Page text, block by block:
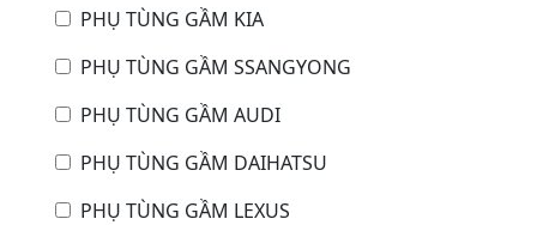
PHỤ TÙNG GẦM KIA
PHỤ TÙNG GẦM SSANGYONG
PHỤ TÙNG GẦM AUDI
PHỤ TÙNG GẦM DAIHATSU
PHỤ TÙNG GẦM LEXUS